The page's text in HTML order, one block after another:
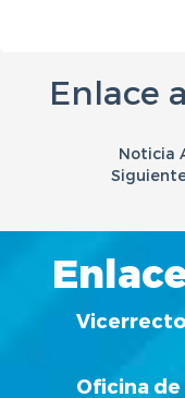
Enlace
Noticia
Oficina